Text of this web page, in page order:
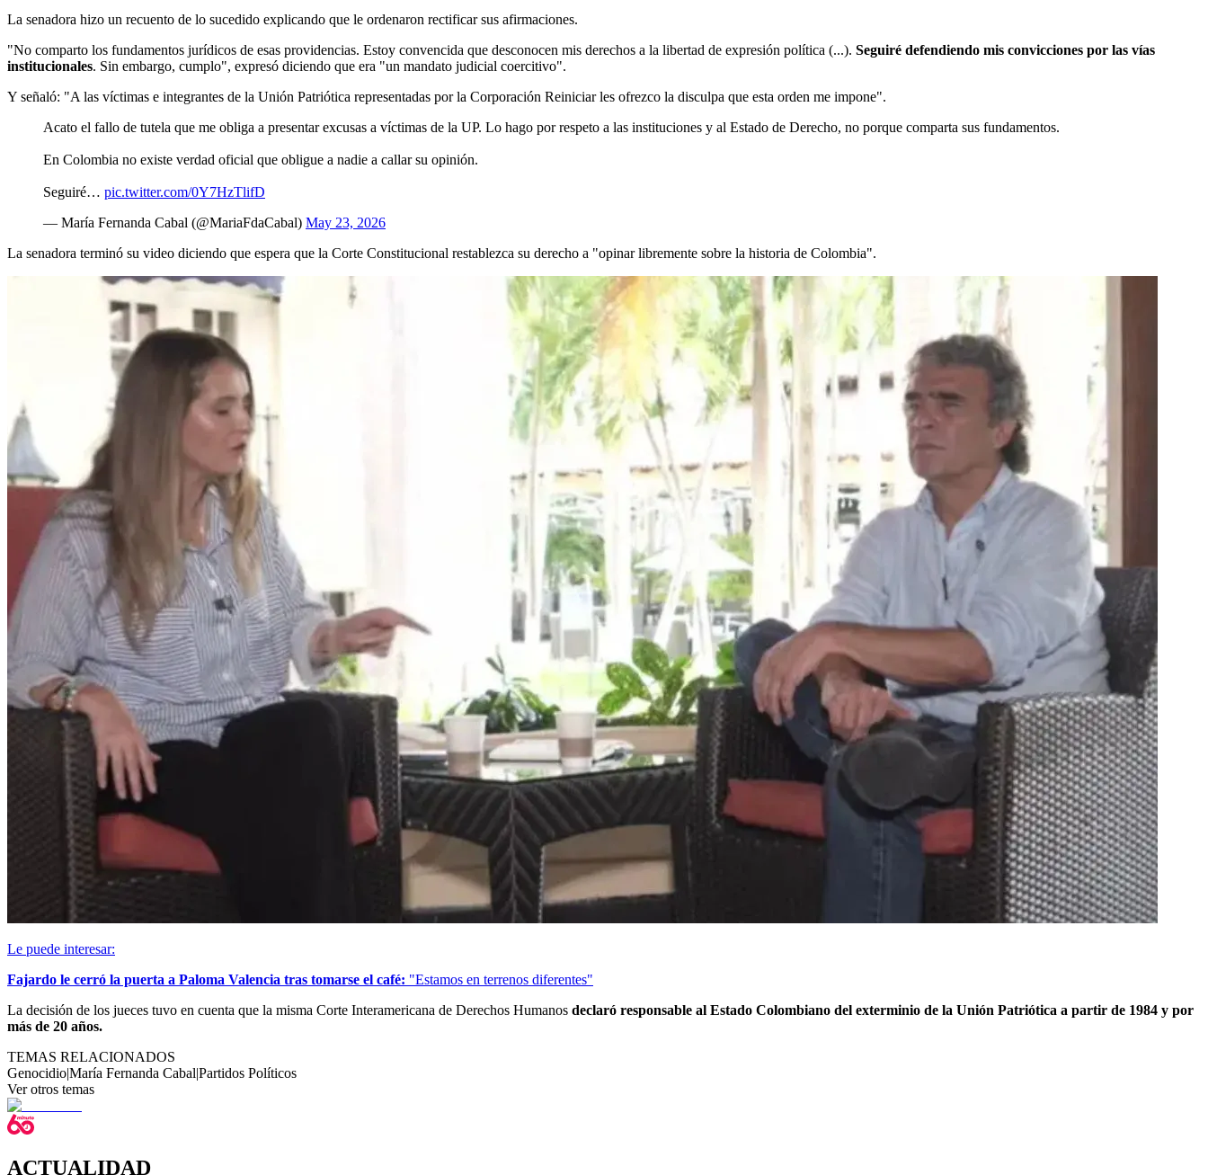
La senadora hizo un recuento de lo sucedido explicando que le ordenaron rectificar sus afirmaciones.
"No comparto los fundamentos jurídicos de esas providencias. Estoy convencida que desconocen mis derechos a la libertad de expresión política (...). Seguiré defendiendo mis convicciones por las vías
institucionales. Sin embargo, cumplo", expresó diciendo que era "un mandato judicial coercitivo".
Y señaló: "A las víctimas e integrantes de la Unión Patriótica representadas por la Corporación Reiniciar les ofrezco la disculpa que esta orden me impone".
Acato el fallo de tutela que me obliga a presentar excusas a víctimas de la UP. Lo hago por respeto a las instituciones y al Estado de Derecho, no porque comparta sus fundamentos.
En Colombia no existe verdad oficial que obligue a nadie a callar su opinión.
Seguiré… pic.twitter.com/0Y7HzTlifD
— María Fernanda Cabal (@MariaFdaCabal) May 23, 2026
La senadora terminó su video diciendo que espera que la Corte Constitucional restablezca su derecho a "opinar libremente sobre la historia de Colombia".
Le puede interesar:
Fajardo le cerró la puerta a Paloma Valencia tras tomarse el café: "Estamos en terrenos diferentes"
La decisión de los jueces tuvo en cuenta que la misma Corte Interamericana de Derechos Humanos declaró responsable al Estado Colombiano del exterminio de la Unión Patriótica a partir de 1984 y por
más de 20 años.
TEMAS RELACIONADOS
Genocidio|María Fernanda Cabal|Partidos Políticos
Ver otros temas
ACTUALIDAD